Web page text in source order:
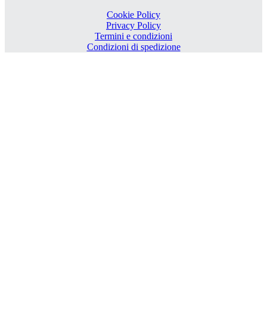
Cookie Policy
Privacy Policy
Termini e condizioni
Condizioni di spedizione